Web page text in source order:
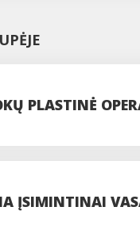
PLASTINĖ
ĮSIMINTINAI